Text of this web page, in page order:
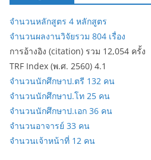
จำนวนหลักสูตร 4 หลักสูตร
จำนวนผลงานวิจัยรวม 804 เรื่อง
การอ้างอิง (citation) รวม 12,054 ครั้ง
TRF Index (พ.ศ. 2560) 4.1
จำนวนนักศึกษาป.ตรี 132 คน
จำนวนนักศึกษาป.โท 25 คน
จำนวนนักศึกษาป.เอก 36 คน
จำนวนอาจารย์ 33 คน
จำนวนเจ้าหน้าที่ 12 คน